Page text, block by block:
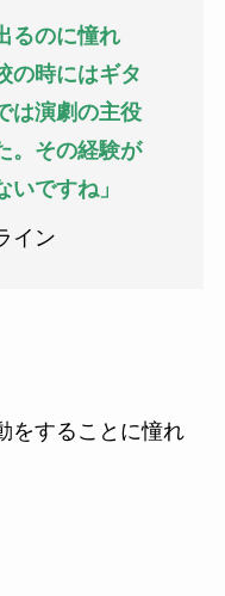
るのに憧れ
の時にはギタ
は演劇の主役
。その経験が
ですね」
イン
をすることに憧れ